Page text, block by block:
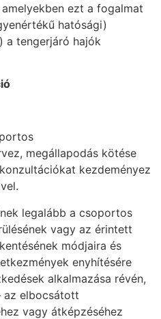
ezt a fogalmat
hatósági)
a tengerjáró hajók
megállapodás kötése
kezdeményez
legalább a csoportos
vagy az érintett
módjaira és
enyhítésére
alkalmazása révén,
az elbocsátott
vagy átképzéséhez